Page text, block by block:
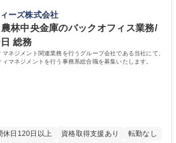
のプライベートの時間も十分に確保できるよ
います。 「これまでの経理経験を活かしつつ、
という方におすすめです。 学歴・資格 学
専修学校 高校 語学力： 資格：日商簿記検定3
ーズ株式会社
農林中央金庫のバックオフィス業務/
総務
ネジメント関連業務を行うグループ会社である当社にて、
マネジメントを行う事務系総合職を募集いたします。
休日120日以上 資格取得支援あり
転勤なし